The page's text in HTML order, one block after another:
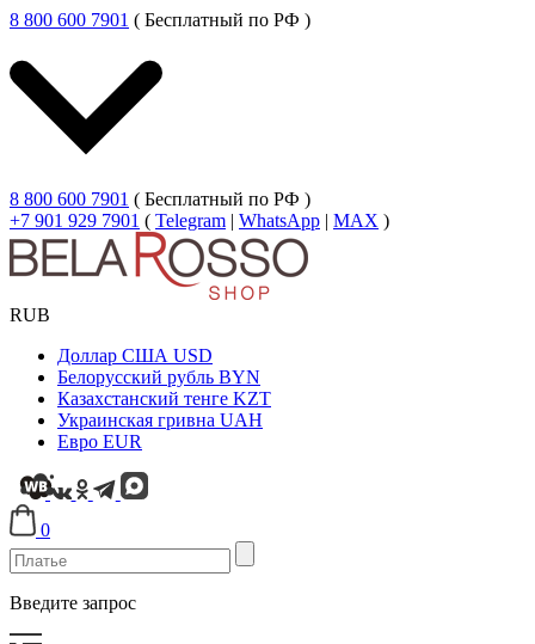
8 800 600 7901 ( Бесплатный по РФ )
8 800 600 7901 ( Бесплатный по РФ )
+7 901 929 7901 ( Telegram | WhatsApp | MAX )
RUB
Доллар США USD
Белорусский рубль BYN
Казахстанский тенге KZT
Украинская гривна UAH
Евро EUR
0
Введите запрос